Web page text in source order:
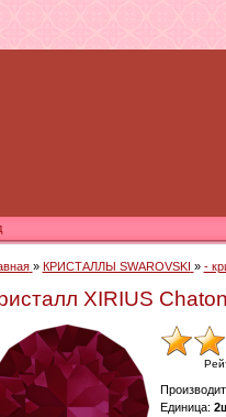
» КРИСТАЛЛЫ SWAROVSKI » -
XIRIUS
Единица: